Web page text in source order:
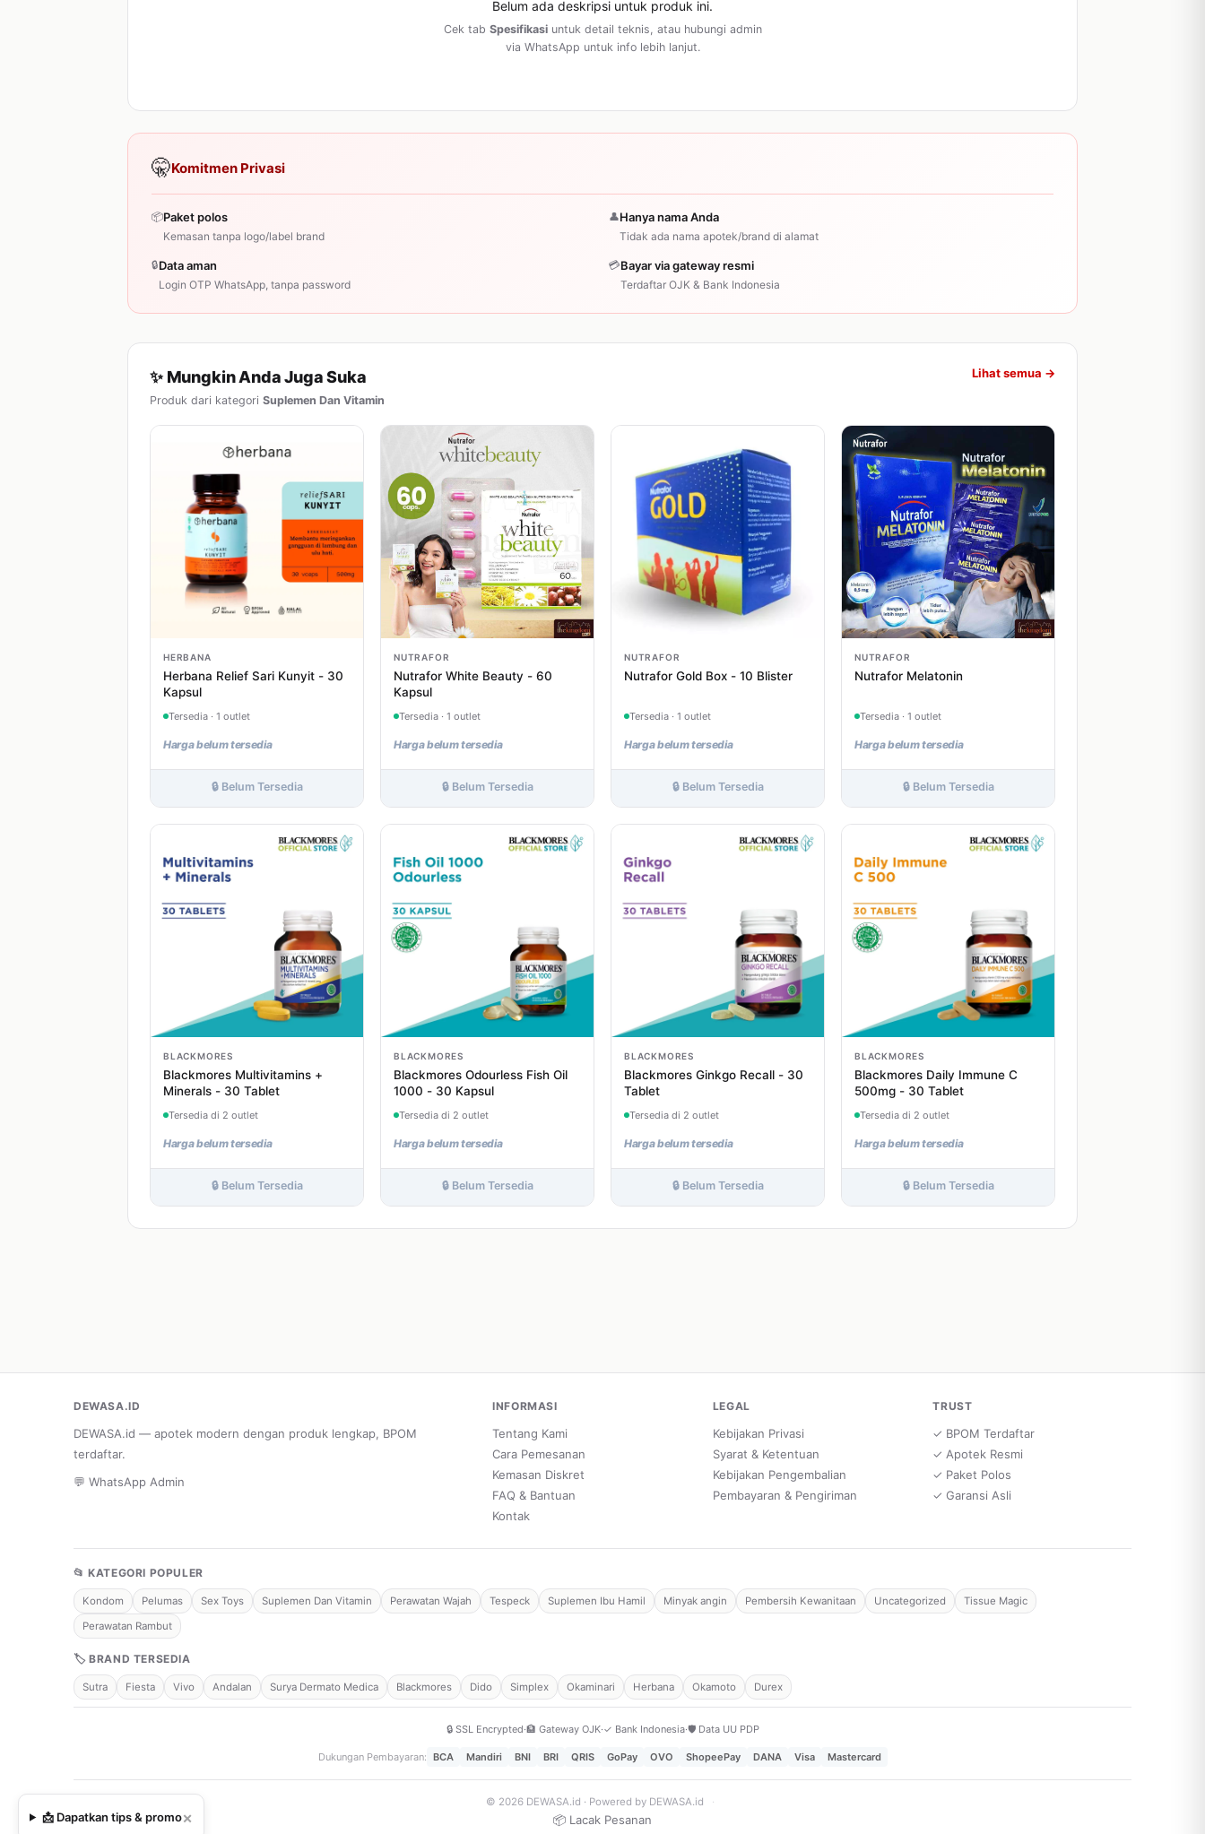
Belum ada deskripsi untuk produk ini.
Cek tab Spesifikasiuntuk detail teknis, atau hubungi admin
via WhatsApp untuk info lebih lanjut.
🤫Komitmen Privasi
📦Paket polos
Kemasan tanpa logo/label brand
👤Hanya nama Anda
Tidak ada nama apotek/brand di alamat
🔒Data aman
Login OTP WhatsApp, tanpa password
💳Bayar via gateway resmi
Terdaftar OJK & Bank Indonesia
✨ Mungkin Anda Juga Suka
Produk dari kategori Suplemen Dan Vitamin
Lihat semua →
HERBANA
Herbana Relief Sari Kunyit - 30
Kapsul
Tersedia · 1 outlet
Harga belum tersedia
🔒 Belum Tersedia
NUTRAFOR
Nutrafor White Beauty - 60
Kapsul
Tersedia · 1 outlet
Harga belum tersedia
🔒 Belum Tersedia
NUTRAFOR
Nutrafor Gold Box - 10 Blister
Tersedia · 1 outlet
Harga belum tersedia
🔒 Belum Tersedia
NUTRAFOR
Nutrafor Melatonin
Tersedia · 1 outlet
Harga belum tersedia
🔒 Belum Tersedia
BLACKMORES
Blackmores Multivitamins +
Minerals - 30 Tablet
Tersedia di 2 outlet
Harga belum tersedia
🔒 Belum Tersedia
BLACKMORES
Blackmores Odourless Fish Oil
1000 - 30 Kapsul
Tersedia di 2 outlet
Harga belum tersedia
🔒 Belum Tersedia
BLACKMORES
Blackmores Ginkgo Recall - 30
Tablet
Tersedia di 2 outlet
Harga belum tersedia
🔒 Belum Tersedia
BLACKMORES
Blackmores Daily Immune C
500mg - 30 Tablet
Tersedia di 2 outlet
Harga belum tersedia
🔒 Belum Tersedia
DEWASA.ID
DEWASA.id — apotek modern dengan produk lengkap, BPOM
terdaftar.
💬 WhatsApp Admin
INFORMASI
Tentang Kami
Cara Pemesanan
Kemasan Diskret
FAQ & Bantuan
Kontak
LEGAL
Kebijakan Privasi
Syarat & Ketentuan
Kebijakan Pengembalian
Pembayaran & Pengiriman
TRUST
✓ BPOM Terdaftar
✓ Apotek Resmi
✓ Paket Polos
✓ Garansi Asli
📂 KATEGORI POPULER
Kondom Pelumas Sex Toys Suplemen Dan Vitamin Perawatan Wajah Tespeck Suplemen Ibu Hamil Minyak angin Pembersih Kewanitaan Uncategorized
Tissue Magic
Perawatan Rambut
🏷 BRAND TERSEDIA
Sutra Fiesta Vivo Andalan Surya Dermato Medica Blackmores Dido Simplex Okaminari Herbana Okamoto Durex
🔒 SSL Encrypted·🏦 Gateway OJK·✓ Bank Indonesia·🛡️ Data UU PDP
Dukungan Pembayaran: BCA Mandiri BNI BRI QRIS GoPay OVO ShopeePay DANA Visa Mastercard
© 2026 DEWASA.id · Powered by DEWASA.id ·
📦 Lacak Pesanan
📩 Dapatkan tips & promo×